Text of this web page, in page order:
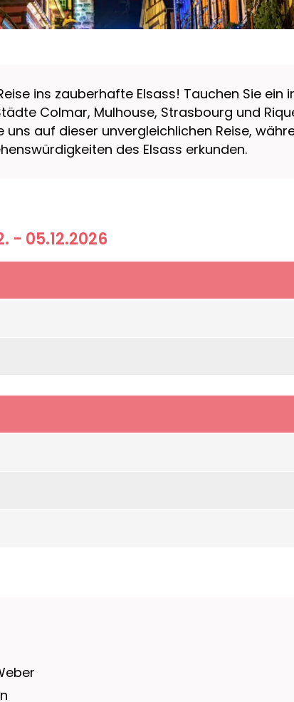
ins zauberhafte Elsass! Tauchen Sie
Colmar, Mulhouse, Strasbourg und
uns auf dieser unvergleichlichen Reise,
des Elsass erkunden.
- 05.12.2026